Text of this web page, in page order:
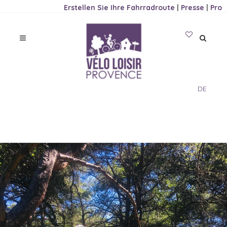
Erstellen Sie Ihre Fahrradroute | Presse | Pro
DE